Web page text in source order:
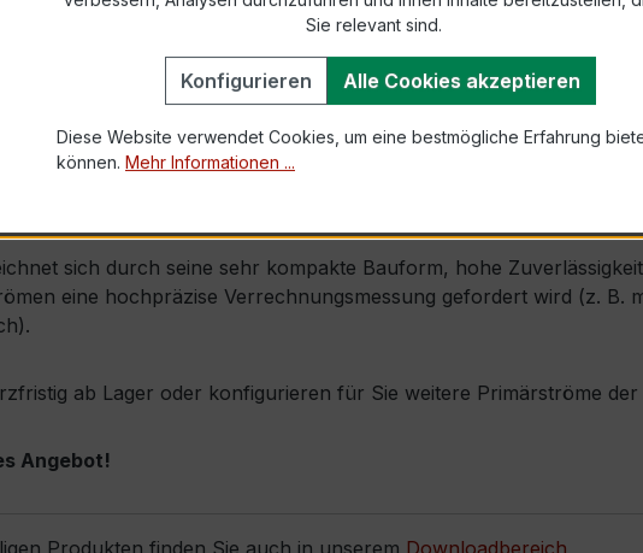
Icth = 1,2 × Ipr (Dauerstrom 1,2 × Primärnennstrom)
Ith = 100 × Ipr, 1 s
1 min
Höhe 45 mm × Tiefe 80 mm
möglich, inkl. Isolierschutzkappe
sich durch seine sehr kompakte Bauform, hohe
eine hochpräzise Verrechnungsmessung gefordert wird (z. B.
ab Lager oder konfigurieren für Sie weitere Primärströme der
Angebot!
Sie relevant sind.
Konfigurieren Alle Cookies akzeptieren
Diese Website verwendet Cookies, um eine bestmögliche Erfahrung
können. Mehr Informationen ...